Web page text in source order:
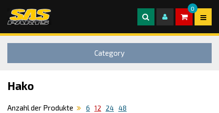
0
Category
Hako
Anzahl der Produkte 6 12 24 48